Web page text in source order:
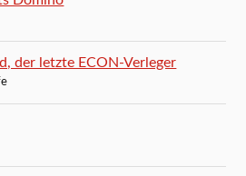
der letzte ECON-Verleger